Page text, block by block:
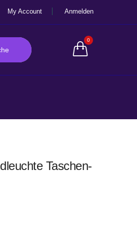
My Account Anmelden
0
Ta­schen­